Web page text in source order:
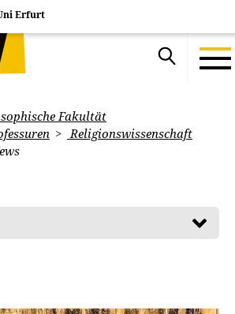
Erfurt
Fakultät
Religionswissenschaft